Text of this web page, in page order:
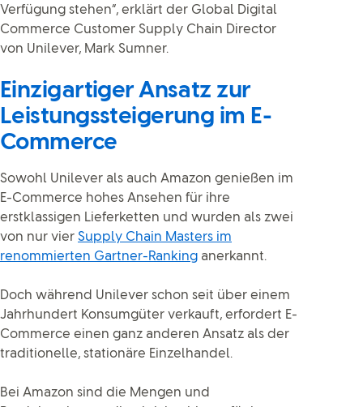
Verfügung stehen“, erklärt der Global Digital
Commerce Customer Supply Chain Director
von Unilever, Mark Sumner.
Einzigartiger Ansatz zur
Leistungssteigerung im E-
Commerce
Sowohl Unilever als auch Amazon genießen im
E-Commerce hohes Ansehen für ihre
erstklassigen Lieferketten und wurden als zwei
von nur vier Supply Chain Masters im
renommierten Gartner-Ranking anerkannt.
Doch während Unilever schon seit über einem
Jahrhundert Konsumgüter verkauft, erfordert E-
Commerce einen ganz anderen Ansatz als der
traditionelle, stationäre Einzelhandel.
Bei Amazon sind die Mengen und